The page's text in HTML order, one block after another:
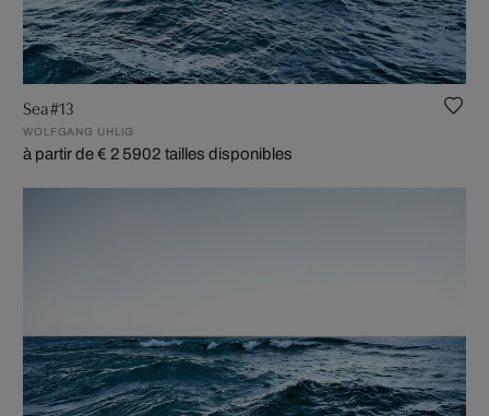
Sea #13
WOLFGANG UHLIG
à partir de € 2 5902 tailles disponibles